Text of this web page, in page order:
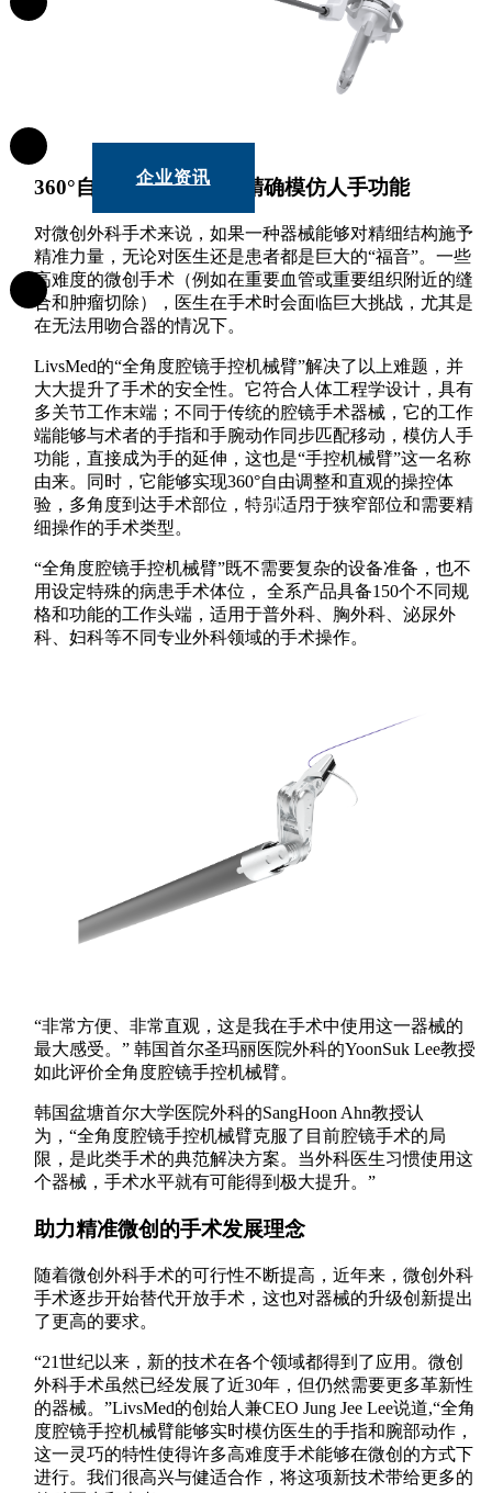
企业资讯
中文
360°自由调整工作端，精确模仿人手功能
对微创外科手术来说，如果一种器械能够对精细结构施予
精准力量，无论对医生还是患者都是巨大的“福音”。一些
高难度的微创手术（例如在重要血管或重要组织附近的缝
合和肿瘤切除），医生在手术时会面临巨大挑战，尤其是
在无法用吻合器的情况下。
LivsMed的“全角度腔镜手控机械臂”解决了以上难题，并
大大提升了手术的安全性。它符合人体工程学设计，具有
多关节工作末端；不同于传统的腔镜手术器械，它的工作
端能够与术者的手指和手腕动作同步匹配移动，模仿人手
功能，直接成为手的延伸，这也是“手控机械臂”这一名称
由来。同时，它能够实现360°自由调整和直观的操控体
验，多角度到达手术部位，特别适用于狭窄部位和需要精
细操作的手术类型。
“全角度腔镜手控机械臂”既不需要复杂的设备准备，也不
用设定特殊的病患手术体位， 全系产品具备150个不同规
格和功能的工作头端，适用于普外科、胸外科、泌尿外
科、妇科等不同专业外科领域的手术操作。
“非常方便、非常直观，这是我在手术中使用这一器械的
最大感受。” 韩国首尔圣玛丽医院外科的YoonSuk Lee教授
如此评价全角度腔镜手控机械臂。
韩国盆塘首尔大学医院外科的SangHoon Ahn教授认
为，“全角度腔镜手控机械臂克服了目前腔镜手术的局
限，是此类手术的典范解决方案。当外科医生习惯使用这
个器械，手术水平就有可能得到极大提升。”
助力精准微创的手术发展理念
随着微创外科手术的可行性不断提高，近年来，微创外科
手术逐步开始替代开放手术，这也对器械的升级创新提出
了更高的要求。
“21世纪以来，新的技术在各个领域都得到了应用。微创
外科手术虽然已经发展了近30年，但仍然需要更多革新性
的器械。”LivsMed的创始人兼CEO Jung Jee Lee说道,“全角
度腔镜手控机械臂能够实时模仿医生的手指和腕部动作，
这一灵巧的特性使得许多高难度手术能够在微创的方式下
进行。我们很高兴与健适合作，将这项新技术带给更多的